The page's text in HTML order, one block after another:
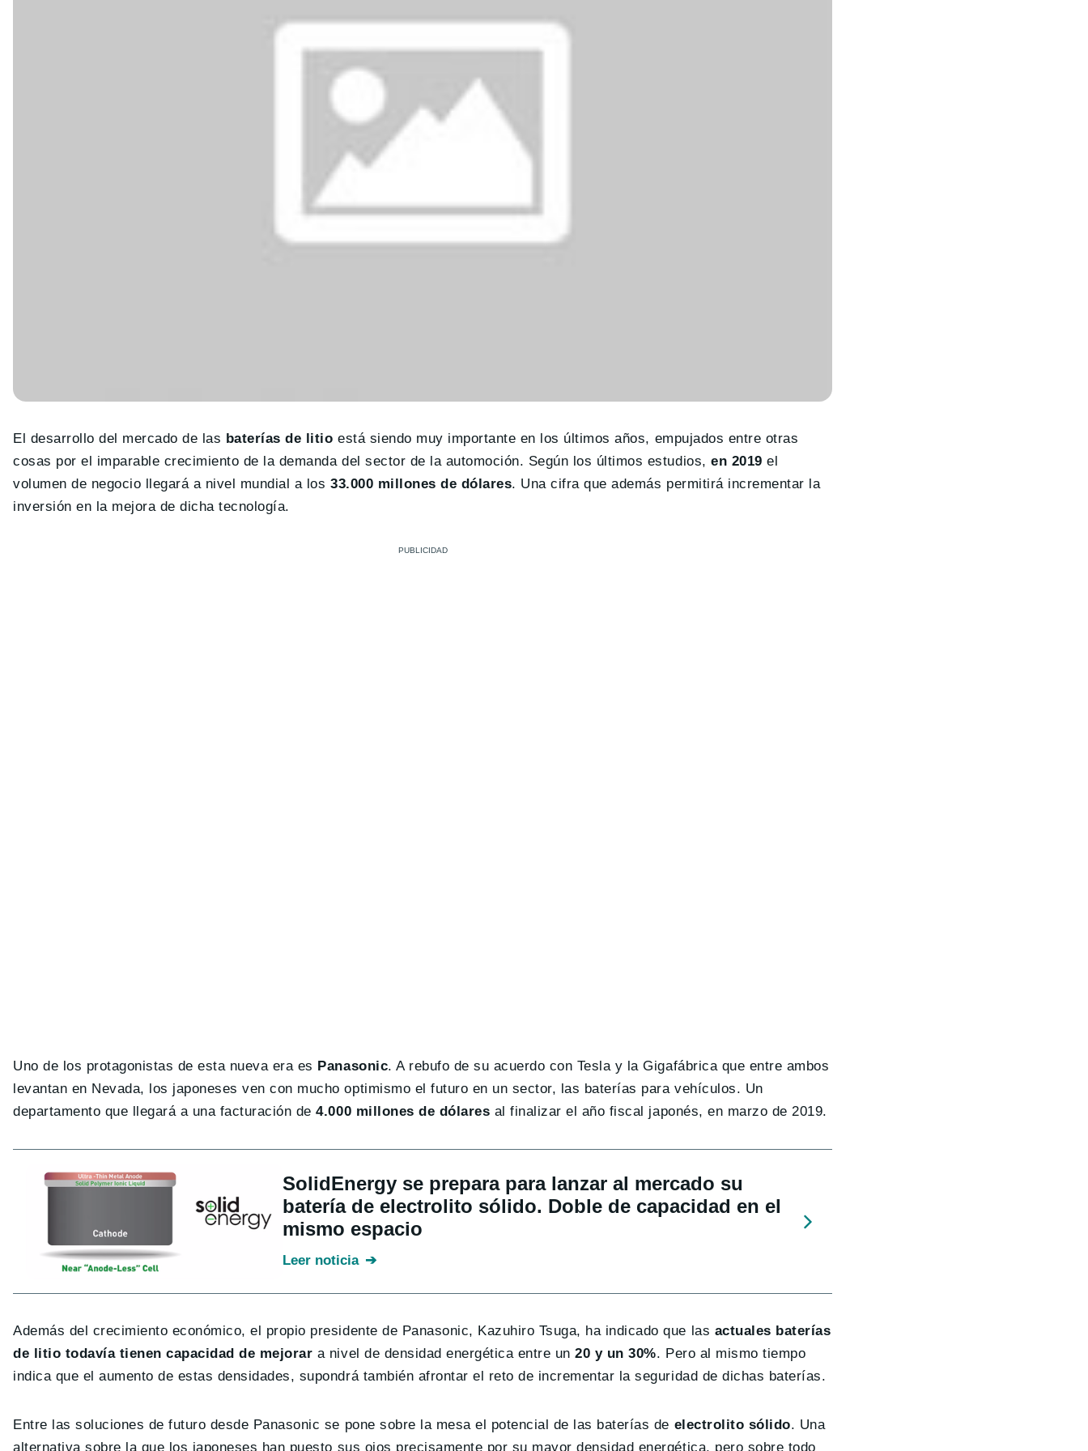
El desarrollo del mercado de las baterías de litio está siendo muy importante en los últimos años, empujados entre otras
cosas por el imparable crecimiento de la demanda del sector de la automoción. Según los últimos estudios, en 2019 el
volumen de negocio llegará a nivel mundial a los 33.000 millones de dólares. Una cifra que además permitirá incrementar la
inversión en la mejora de dicha tecnología.
Uno de los protagonistas de esta nueva era es Panasonic. A rebufo de su acuerdo con Tesla y la Gigafábrica que entre ambos
levantan en Nevada, los japoneses ven con mucho optimismo el futuro en un sector, las baterías para vehículos. Un
departamento que llegará a una facturación de4.000 millones de dólares al finalizar el año fiscal japonés, en marzo de 2019.
SolidEnergy se prepara para lanzar al mercado su
batería de electrolito sólido. Doble de capacidad en el
mismo espacio
Leer noticia
Además del crecimiento económico, el propio presidente de Panasonic, Kazuhiro Tsuga, ha indicado que las actuales baterías
de litio todavía tienen capacidad de mejorar a nivel de densidad energética entre un20 y un 30%. Pero al mismo tiempo
indica que el aumento de estas densidades, supondrá también afrontar el reto de incrementar la seguridad de dichas baterías.
Entre las soluciones de futuro desde Panasonic se pone sobre la mesa el potencial de las baterías de electrolito sólido. Una
alternativa sobre la que los japoneses han puesto sus ojos precisamente por su mayor densidad energética, pero sobre todo